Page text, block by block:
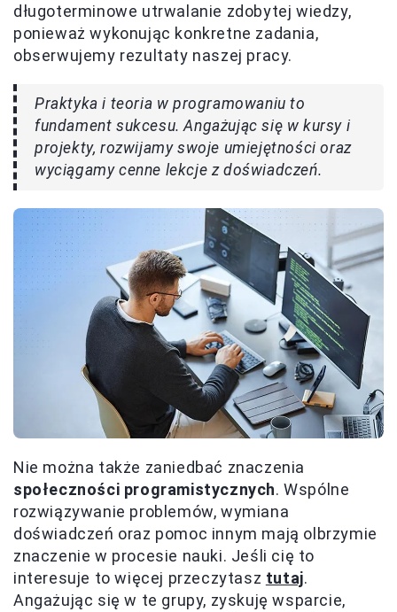
długoterminowe utrwalanie zdobytej wiedzy,
ponieważ wykonując konkretne zadania,
obserwujemy rezultaty naszej pracy.
Praktyka i teoria w programowaniu to
fundament sukcesu. Angażując się w kursy i
projekty, rozwijamy swoje umiejętności oraz
wyciągamy cenne lekcje z doświadczeń.
Nie można także zaniedbać znaczenia
społeczności programistycznych. Wspólne
rozwiązywanie problemów, wymiana
doświadczeń oraz pomoc innym mają olbrzymie
znaczenie w procesie nauki. Jeśli cię to
interesuje to więcej przeczytasz tutaj.
Angażując się w te grupy, zyskuję wsparcie,